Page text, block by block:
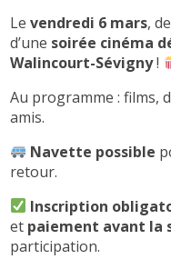
Levendredi 6 mars, de
d’une soirée cinéma
Walincourt-Sévigny!
Au programme : films,
amis.
Navette possible
retour.
Inscription
et paiement avant la
participation.